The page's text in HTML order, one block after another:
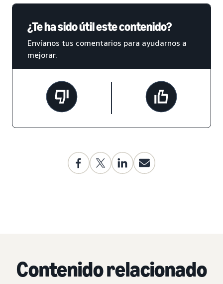
¿Te ha sido útil este contenido?
Envíanos tus comentarios para ayudarnos a
mejorar.
Contenido relacionado